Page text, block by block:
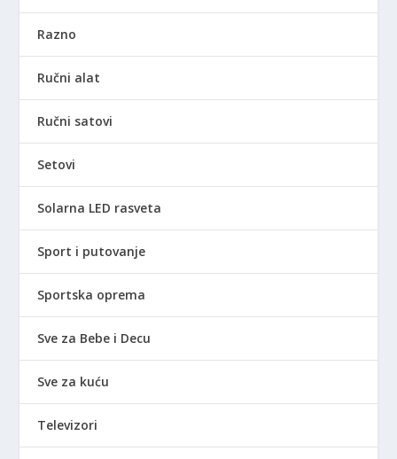
Razno
Ručni alat
Ručni satovi
Setovi
Solarna LED rasveta
Sport i putovanje
Sportska oprema
Sve za Bebe i Decu
Sve za kuću
Televizori